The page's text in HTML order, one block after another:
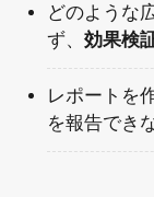
どのような
ず、効果検
レポートを
を報告でき